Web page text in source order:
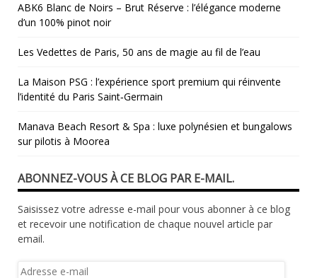
ABK6 Blanc de Noirs – Brut Réserve : l’élégance moderne
d’un 100% pinot noir
Les Vedettes de Paris, 50 ans de magie au fil de l’eau
La Maison PSG : l’expérience sport premium qui réinvente
l’identité du Paris Saint‑Germain
Manava Beach Resort & Spa : luxe polynésien et bungalows
sur pilotis à Moorea
ABONNEZ-VOUS À CE BLOG PAR E-MAIL.
Saisissez votre adresse e-mail pour vous abonner à ce blog
et recevoir une notification de chaque nouvel article par
email.
Adresse